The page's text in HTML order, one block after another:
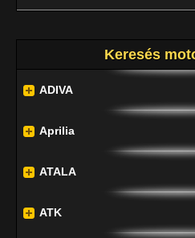
Keresés
ADIVA
Aprilia
ATALA
ATK